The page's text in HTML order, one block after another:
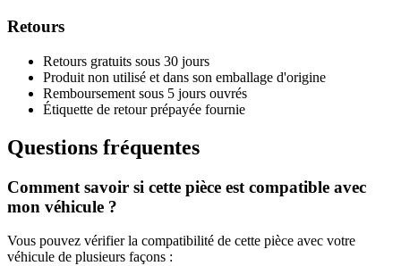
Retours
Retours gratuits sous 30 jours
Produit non utilisé et dans son emballage d'origine
Remboursement sous 5 jours ouvrés
Étiquette de retour prépayée fournie
Questions fréquentes
Comment savoir si cette pièce est compatible avec
mon véhicule ?
Vous pouvez vérifier la compatibilité de cette pièce avec votre
véhicule de plusieurs façons :